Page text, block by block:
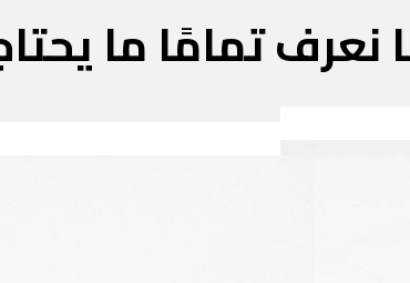
نعرف تمامًا ما